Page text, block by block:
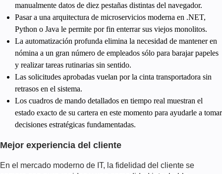
manualmente datos de diez pestañas distintas del navegador.
Pasar a una arquitectura de microservicios moderna en .NET,
Python o Java le permite por fin enterrar sus viejos monolitos.
La automatización profunda elimina la necesidad de mantener en
nómina a un gran número de empleados sólo para barajar papeles
y realizar tareas rutinarias sin sentido.
Las solicitudes aprobadas vuelan por la cinta transportadora sin
retrasos en el sistema.
Los cuadros de mando detallados en tiempo real muestran el
estado exacto de su cartera en este momento para ayudarle a tomar
decisiones estratégicas fundamentadas.
Mejor experiencia del cliente
En el mercado moderno de IT, la fidelidad del cliente se